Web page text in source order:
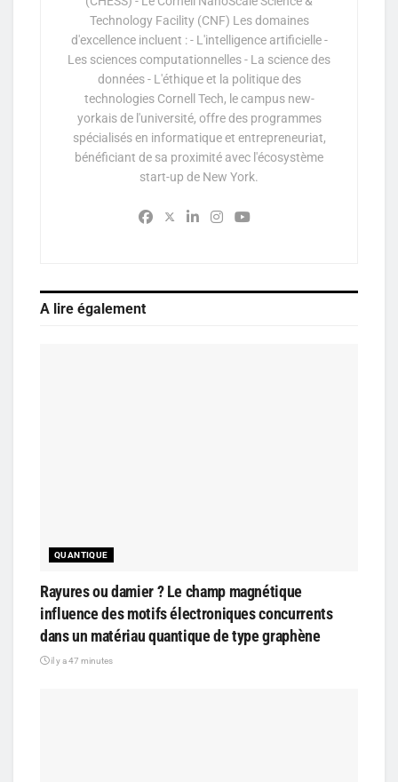
Technology Facility (CNF) Les domaines
d'excellence incluent : - L'intelligence artificielle -
Les sciences computationnelles - La science des
données - L'éthique et la politique des
technologies Cornell Tech, le campus new-
yorkais de l'université, offre des programmes
spécialisés en informatique et entrepreneuriat,
bénéficiant de sa proximité avec l'écosystème
start-up de New York.
A lire également
QUANTIQUE
Rayures ou damier ? Le champ magnétique
influence des motifs électroniques concurrents
dans un matériau quantique de type graphène
il y a 47 minutes